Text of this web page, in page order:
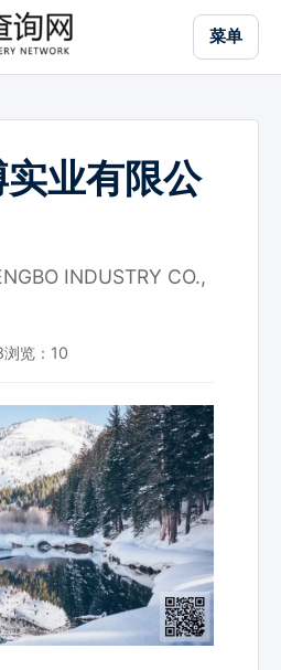
菜单
业有限公
INDUSTRY CO.,
浏览： 10